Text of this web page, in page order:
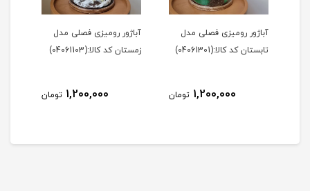
آباژور رومیزی فصلی مدل
تابستان کد کالا:(04061301)
1,200,000 تومان
آباژور رومیزی فصلی مدل
زمستان کد کالا:(04061103)
1,200,000 تومان